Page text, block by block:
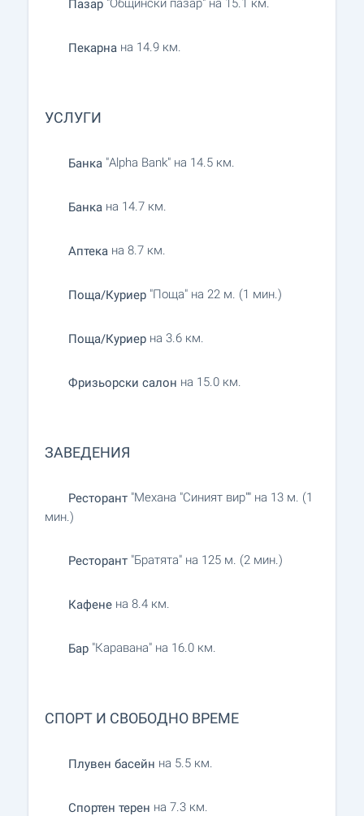
Пазар "Общински пазар" на 15.1 км.
Пекарна на 14.9 км.
УСЛУГИ
Банка "Alpha Bank" на 14.5 км.
Банка на 14.7 км.
Аптека на 8.7 км.
Поща/Куриер "Поща" на 22 м. (1 мин.)
Поща/Куриер на 3.6 км.
Фризьорски салон на 15.0 км.
ЗАВЕДЕНИЯ
Ресторант "Механа "Синият вир"" на 13 м. (1
мин.)
Ресторант "Братята" на 125 м. (2 мин.)
Кафене на 8.4 км.
Бар "Каравана" на 16.0 км.
СПОРТ И СВОБОДНО ВРЕМЕ
Плувен басейн на 5.5 км.
Спортен терен на 7.3 км.